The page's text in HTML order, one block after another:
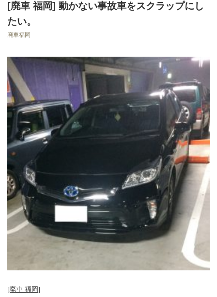
[廃車 福岡] 動かない事故車をスクラップにし
たい。
廃車福岡
[廃車 福岡]